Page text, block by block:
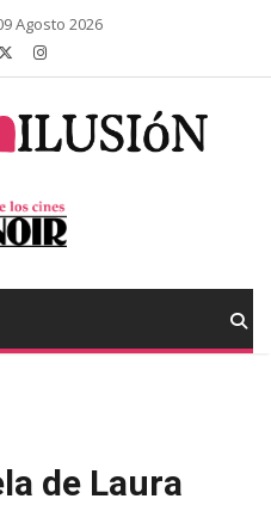
Agosto 2026
de Laura